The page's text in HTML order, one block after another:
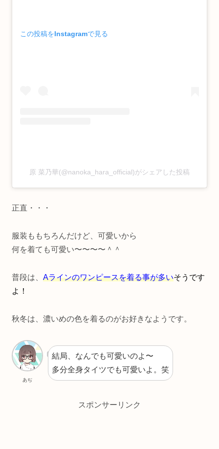
この投稿をInstagramで見る
原 菜乃華(@nanoka_hara_official)がシェアした投稿
正直・・・
服装ももちろんだけど、可愛いから
何を着ても可愛い〜〜〜〜＾＾
普段は、 Aラインのワンピースを着る事が多いそうです
よ！
秋冬は、濃いめの色を着るのがお好きなようです。
あぢ
結局、なんでも可愛いのよ〜
多分全身タイツでも可愛いよ。笑
スポンサーリンク